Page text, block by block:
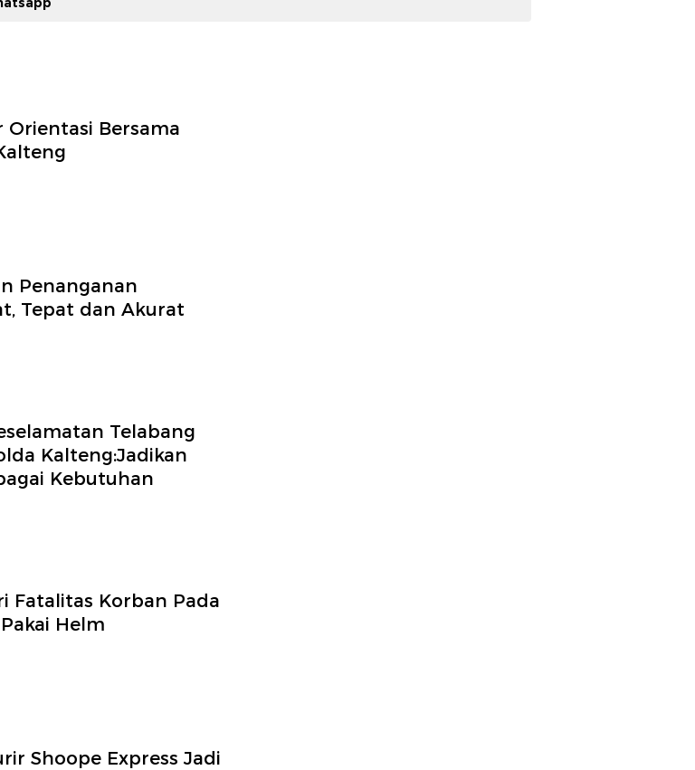
Orientasi Bersama
Penanganan
Tepat dan Akurat
Telabang
Kalteng:Jadikan
Kebutuhan
Fatalitas Korban Pada
Helm
Shoope Express Jadi